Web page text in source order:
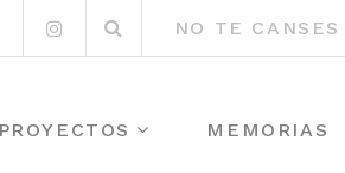
Instagram
por:
NO TE CANSES
PROYECTOS MEMORIAS